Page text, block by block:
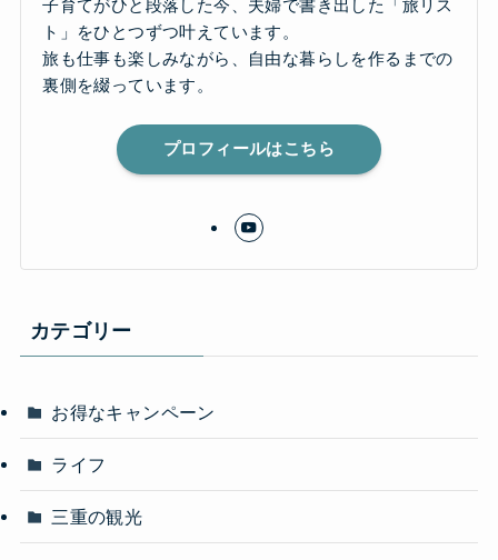
子育てがひと段落した今、夫婦で書き出した「旅リス
ト」をひとつずつ叶えています。
旅も仕事も楽しみながら、自由な暮らしを作るまでの
裏側を綴っています。
プロフィールはこちら
カテゴリー
お得なキャンペーン
ライフ
三重の観光